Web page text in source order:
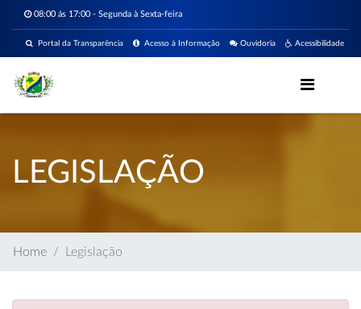
08:00 ás 17:00 - Segunda à Sexta-feira
Acessibilidade
Ouvidoria
Acesso à Informação
Portal da Transparência
LEGISLAÇÃO
Home Legislação